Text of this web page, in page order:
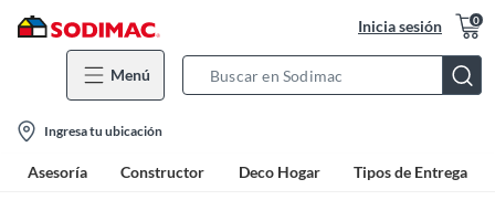
Inicia sesión 0
Menú
Bar
location-
icon
Ingresa tu ubicación
Asesoría Constructor Deco Hogar Tipos de Entrega